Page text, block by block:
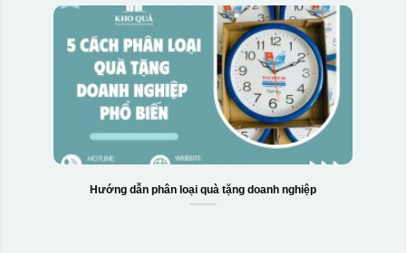
Hộp xi biểu trưng
Hướng dẫn phân loại quà tặng doanh nghiệp